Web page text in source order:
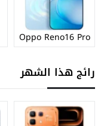
Oppo Reno16 Pro
رائج هذا الشهر